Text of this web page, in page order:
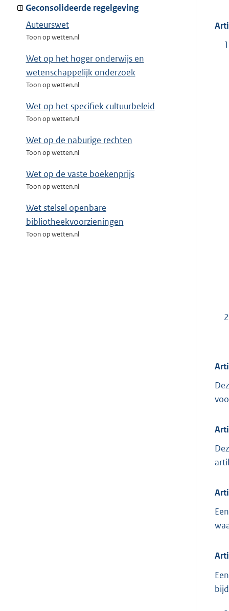
Geconsolideerde regelgeving
Auteurswet
Toon op wetten.nl
Wet op het hoger onderwijs en
wetenschappelijk onderzoek
Toon op wetten.nl
Wet op het specifiek cultuurbeleid
Toon op wetten.nl
Wet op de naburige rechten
Toon op wetten.nl
Wet op de vaste boekenprijs
Toon op wetten.nl
Wet stelsel openbare
bibliotheekvoorzieningen
Toon op wetten.nl